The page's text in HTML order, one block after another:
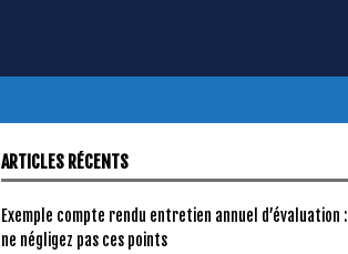
ARTICLES RÉCENTS
Exemple compte rendu entretien annuel d’évaluation :
ne négligez pas ces points